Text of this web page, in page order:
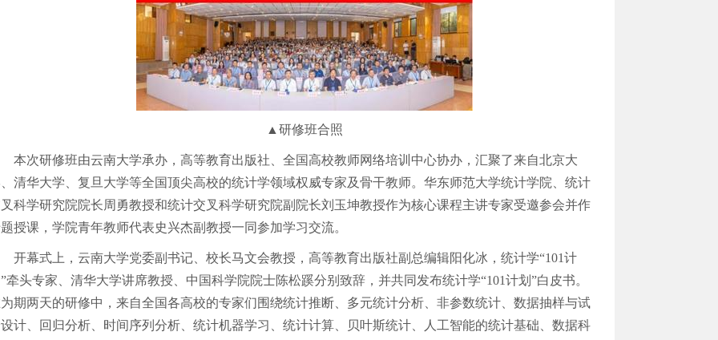
▲研修班合照
本次研修班由云南大学承办，高等教育出版社、全国高校教师网络培训中心协办，汇聚了来自北京大
清华大学、复旦大学等全国顶尖高校的统计学领域权威专家及骨干教师。华东师范大学统计学院、统计
科学研究院院长周勇教授和统计交叉科学研究院副院长刘玉坤教授作为核心课程主讲专家受邀参会并作
授课，学院青年教师代表史兴杰副教授一同参加学习交流。
开幕式上，云南大学党委副书记、校长马文会教授，高等教育出版社副总编辑阳化冰，统计学“101计
牵头专家、清华大学讲席教授、中国科学院院士陈松蹊分别致辞，并共同发布统计学“101计划”白皮书。
期两天的研修中，来自全国各高校的专家们围绕统计推断、多元统计分析、非参数统计、数据抽样与试
计、回归分析、时间序列分析、统计机器学习、统计计算、贝叶斯统计、人工智能的统计基础、数据科